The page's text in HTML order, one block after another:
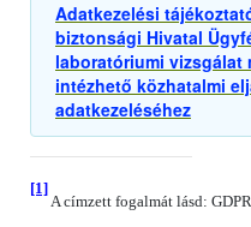
Adatkezelési
biztonsági Hivatal
laboratóriumi vizsgálat
intézhető közhatalmi
adatkezeléséhez
[1]
A címzett fogalmát lásd: